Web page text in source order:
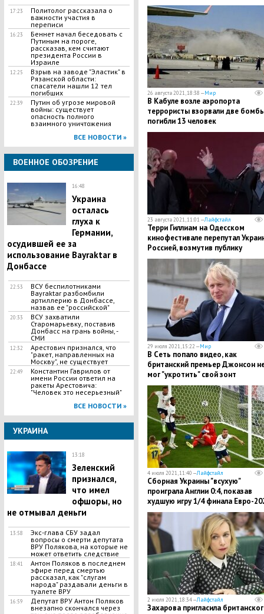
17:23
Политолог рассказала о
важности участия в
переписи
16:23
Беннет начал беседовать с
Путиным на пороге,
рассказав, кем считают
президента России в
Израиле
12:25
Взрыв на заводе "Эластик" в
Рязанской области:
спасатели нашли 12 тел
погибших
22:39
Путин об угрозе мировой
войны: существует
опасность полного
взаимного уничтожения
ВСЕ НОВОСТИ »
ВОЕННОЕ ОБОЗРЕНИЕ
16:48
Украина
осталась
глуха к
Германии,
осудившей ее за
использование Bayraktar в
Донбассе
22:53
ВСУ беспилотниками
Bayraktar разбомбили
артиллерию в Донбассе,
назвав ее "российской"
20:33
ВСУ захватили
Старомарьевку, поставив
Донбасс на грань войны, -
СМИ
12:32
Арестович признался, что
"ракет, направленных на
Москву", не существует
22:49
Константин Гаврилов от
имени России ответил на
ракеты Арестовича:
"Человек это несерьезный"
ВСЕ НОВОСТИ »
УКРАИНА
13:18
Зеленский
признался,
что имел
офшоры, но
не отмывал деньги
13:58
Экс-глава СБУ задал
вопросы о смерти депутата
ВРУ Полякова, на которые не
может ответить следствие
18:41
Антон Поляков в последнем
эфире перед смертью
рассказал, как "слугам
народа" раздавали деньги в
туалете ВРУ
16:59
Депутат ВРУ Антон Поляков
внезапно скончался через
26 августа 2021, 18:38 —Мир
В Кабуле возле аэропорта
террористы взорвали две
погибли 13 человек
23 августа 2021, 11:01 —Лайфстайл
Терри Гиллиам на Одесском
кинофестивале перепутал
Россией, возмутив публику
29 июля 2021, 15:22 —Мир
В Сеть попало видео, как
британский премьер Джонсон
мог "укротить" свой зонт
4 июля 2021, 11:40 —Лайфстайл
Сборная Украины "всухую"
проиграла Англии 0:4, показав
худшую игру 1/4 финала Евро-
2 июля 2021, 18:34 —Лайфстайл
Захарова пригласила